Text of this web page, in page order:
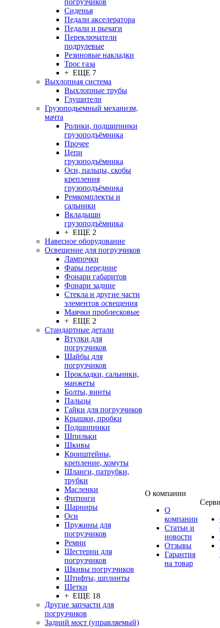
погрузчиков
Сиденья
Педали акселератора
Педали и рычаги
Переключатели
подрулевые
Резиновые накладки
Трос газа
+ ЕЩЕ 7
Выхлопная система
Выхлопные трубы
Глушители
Грузоподьемный механизм,
мачта
Ролики, подшипники
грузоподъёмника
Прочее
Цепи
грузоподъёмника
Оси, пальцы, скобы
крепления
грузоподъёмника
Ремкомплекты и
сальники
Вкладыши
грузоподъёмника
+ ЕЩЕ 2
Навесное оборудование
Освещение для погрузчиков
Лампочки
Фары передние
Фонари габаритов
Фонари задние
Стекла и другие части
элементов освещения
Маячки проблесковые
+ ЕЩЕ 2
Стандартные детали
Втулки для
погрузчиков
Шайбы для
погрузчиков
Прокладки, сальники,
манжеты
Болты, винты
Пальцы
Гайки для погрузчиков
Крышки, пробки
Подшипники
Шпильки
Шкивы
Кронштейны,
крепление, хомуты
Шланги, патрубки,
трубки
Масленки
Фитинги
Шарниры
Оси
Пружины для
погрузчиков
Ремни
Шестерни для
погрузчиков
Шкивы погрузчиков
Штифты, шплинты
Щетки
+ ЕЩЕ 18
Другие запчасти для
погрузчиков
Задний мост (управляемый)
О компании
О
компании
Статьи и
новости
Отзывы
Гарантия
на товар